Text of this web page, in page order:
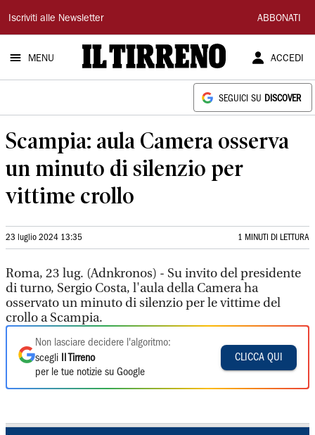
Il
Tirreno
Iscriviti alle Newsletter ABBONATI
MENU ACCEDI
SEGUICI SU DISCOVER
Scampia: aula Camera osserva
un minuto di silenzio per
vittime crollo
23 luglio 2024 13:35 1 MINUTI DI LETTURA
Roma, 23 lug. (Adnkronos) - Su invito del presidente
di turno, Sergio Costa, l'aula della Camera ha
osservato un minuto di silenzio per le vittime del
crollo a Scampia.
Non lasciare decidere l'algoritmo:
scegli
Il Tirreno
per le tue notizie su Google
CLICCA QUI